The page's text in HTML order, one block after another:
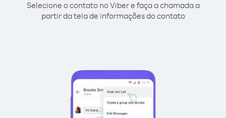
Selecione o contato no Viber e faça a chamada a
partir da tela de informações do contato